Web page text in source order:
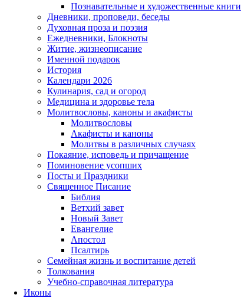
Познавательные и художественные книги
Дневники, проповеди, беседы
Духовная проза и поэзия
Ежедневники, Блокноты
Житие, жизнеописание
Именной подарок
История
Календари 2026
Кулинария, сад и огород
Медицина и здоровье тела
Молитвословы, каноны и акафисты
Молитвословы
Акафисты и каноны
Молитвы в различных случаях
Покаяние, исповедь и причащение
Поминовение усопших
Посты и Праздники
Священное Писание
Библия
Ветхий завет
Новый Завет
Евангелие
Апостол
Псалтирь
Семейная жизнь и воспитание детей
Толкования
Учебно-справочная литература
Иконы